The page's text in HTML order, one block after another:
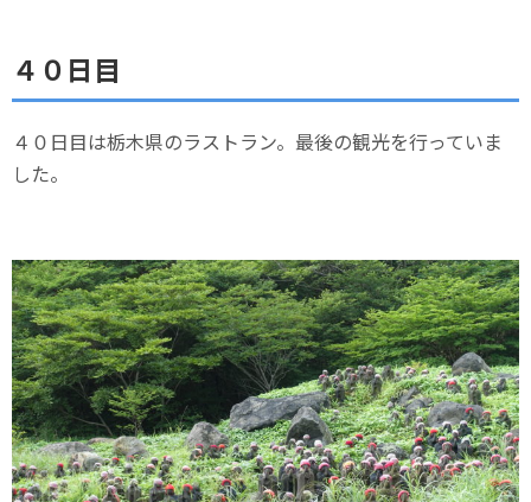
４０日目
４０日目は栃木県のラストラン。最後の観光を行っていま
した。